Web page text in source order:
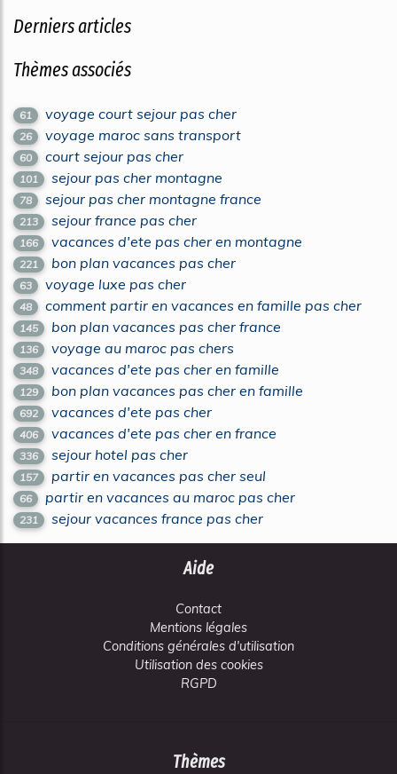
Derniers articles
Thèmes associés
61 voyage court sejour pas cher
26 voyage maroc sans transport
60 court sejour pas cher
101 sejour pas cher montagne
78 sejour pas cher montagne france
213 sejour france pas cher
166 vacances d'ete pas cher en montagne
221 bon plan vacances pas cher
63 voyage luxe pas cher
48 comment partir en vacances en famille pas cher
145 bon plan vacances pas cher france
136 voyage au maroc pas chers
348 vacances d'ete pas cher en famille
129 bon plan vacances pas cher en famille
692 vacances d'ete pas cher
406 vacances d'ete pas cher en france
336 sejour hotel pas cher
157 partir en vacances pas cher seul
66 partir en vacances au maroc pas cher
231 sejour vacances france pas cher
Aide
Contact
Mentions légales
Conditions générales d'utilisation
Utilisation des cookies
RGPD
Thèmes